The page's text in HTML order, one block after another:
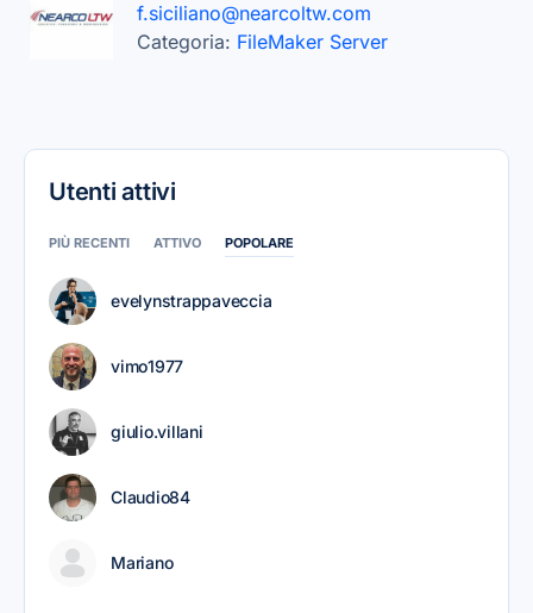
f.siciliano@nearcoltw.com
Categoria: FileMaker Server
Utenti attivi
PIÙ RECENTI ATTIVO POPOLARE
evelynstrappaveccia
vimo1977
giulio.villani
Claudio84
Mariano